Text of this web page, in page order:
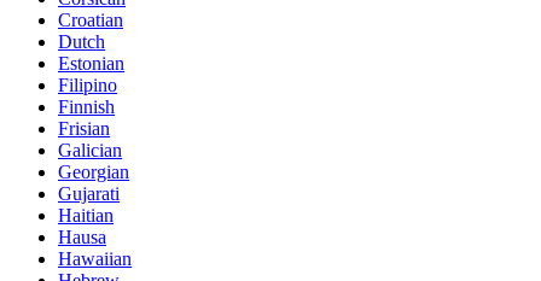
Croatian
Dutch
Estonian
Filipino
Finnish
Frisian
Galician
Georgian
Gujarati
Haitian
Hausa
Hawaiian